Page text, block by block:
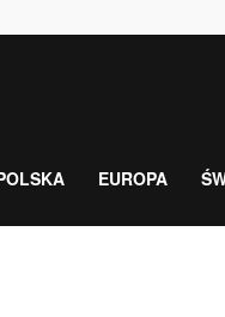
EUROPA